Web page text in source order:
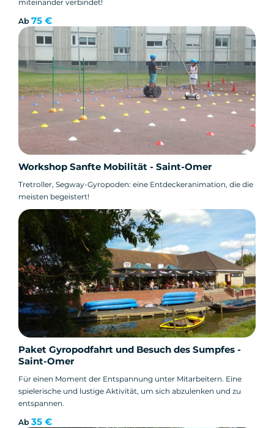
miteinander verbindet!
Ab 75 €
Workshop Sanfte Mobilität - Saint-Omer
Tretroller, Segway-Gyropoden: eine Entdeckeranimation, die die
meisten begeistert!
Paket Gyropodfahrt und Besuch des Sumpfes -
Saint-Omer
Für einen Moment der Entspannung unter Mitarbeitern. Eine
spielerische und lustige Aktivität, um sich abzulenken und zu
entspannen.
Ab 35 €